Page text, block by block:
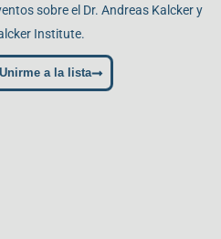
sobre el Dr. Andreas Kalcker y
Institute.
Unirme a la lista